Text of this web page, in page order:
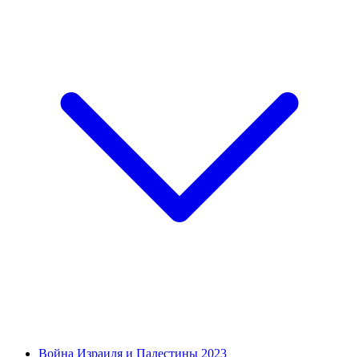
Война Израиля и Палестины 2023